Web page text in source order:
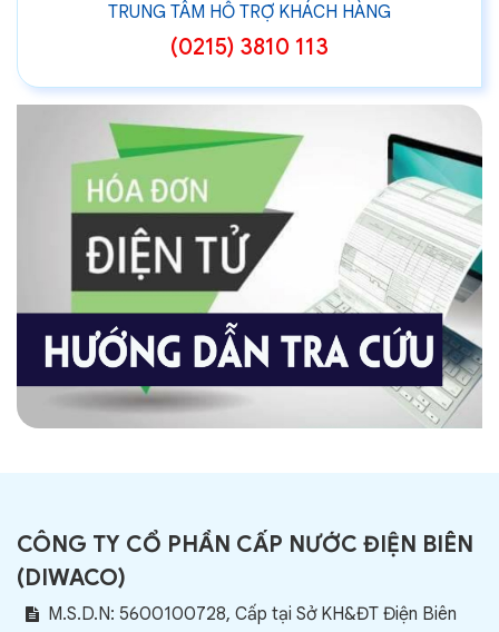
TRUNG TÂM HỖ TRỢ KHÁCH HÀNG
(0215) 3810 113
CÔNG TY CỔ PHẦN CẤP NƯỚC ĐIỆN BIÊN
(DIWACO)
M.S.D.N: 5600100728, Cấp tại Sở KH&ĐT Điện Biên